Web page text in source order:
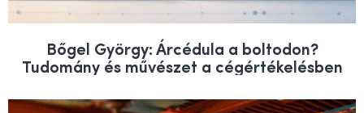
Bőgel György: Árcédula a boltodon?
Tudomány és művészet a cégértékelésben